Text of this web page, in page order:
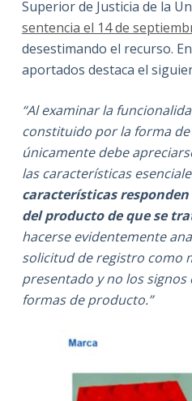
Superior de Justicia de la
sentencia el 14 de
desestimando el recurso.
aportados destaca el
“Al examinar la
constituido por la forma
únicamente debe
las características
características
del producto de que se
hacerse evidentemente
solicitud de registro como
presentado y no los
formas de producto.”